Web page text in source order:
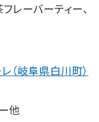
レーバーティー、
岐阜県白川町）
他